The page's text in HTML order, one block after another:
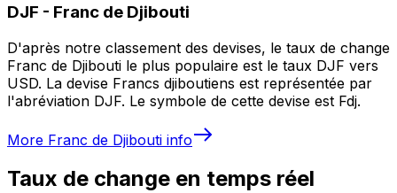
DJF - Franc de Djibouti
D'après notre classement des devises, le taux de change
Franc de Djibouti le plus populaire est le taux DJF vers
USD. La devise Francs djiboutiens est représentée par
l'abréviation DJF. Le symbole de cette devise est Fdj.
More Franc de Djibouti info
Taux de change en temps réel